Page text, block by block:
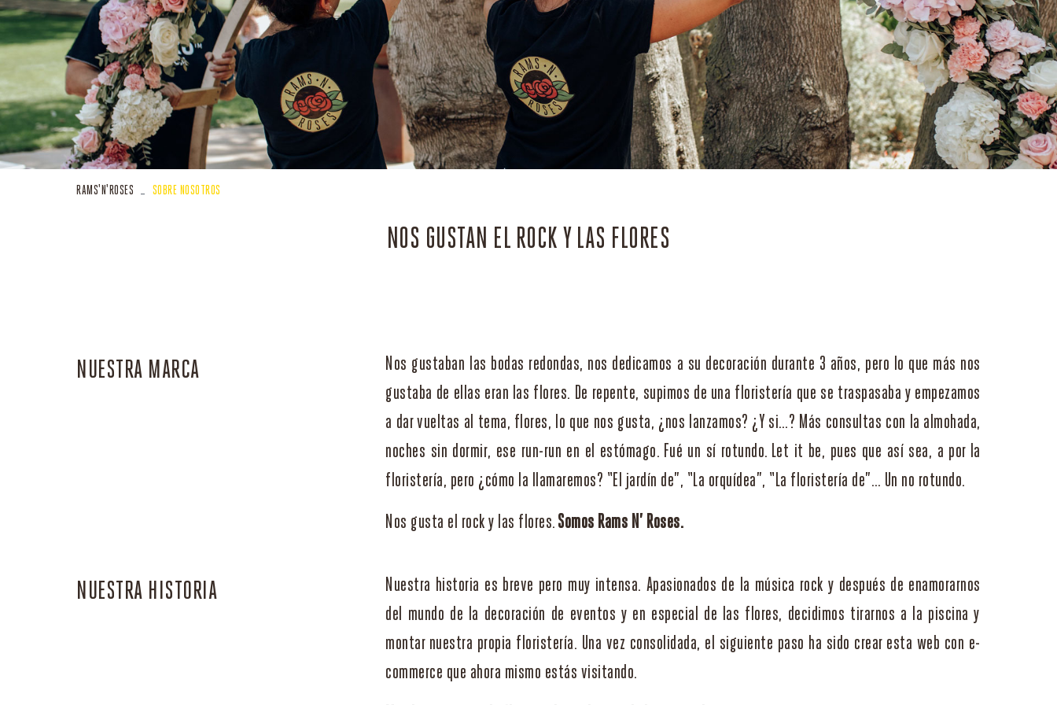
RAMS'N' ROSES SOBRE NOSOTROS
NOS GUSTAN EL ROCK Y LAS FLORES
NUESTRA MARCA
Nos gustaban las bodas redondas, nos dedicamos a su decoración durante 3 años, pero lo que más nos
gustaba de ellas eran las flores. De repente, supimos de una floristería que se traspasaba y empezamos
a dar vueltas al tema, flores, lo que nos gusta, ¿nos lanzamos? ¿Y si…? Más consultas con la almohada,
noches sin dormir, ese run-run en el estómago. Fué un sí rotundo. Let it be, pues que así sea, a por la
floristería, pero ¿cómo la llamaremos? “El jardín de”, “La orquídea”, “La floristería de”… Un no rotundo.
Nos gusta el rock y las flores. Somos Rams N’ Roses.
NUESTRA HISTORIA
Nuestra historia es breve pero muy intensa. Apasionados de la música rock y después de enamorarnos
del mundo de la decoración de eventos y en especial de las flores, decidimos tirarnos a la piscina y
montar nuestra propia floristería. Una vez consolidada, el siguiente paso ha sido crear esta web con e-
commerce que ahora mismo estás visitando.